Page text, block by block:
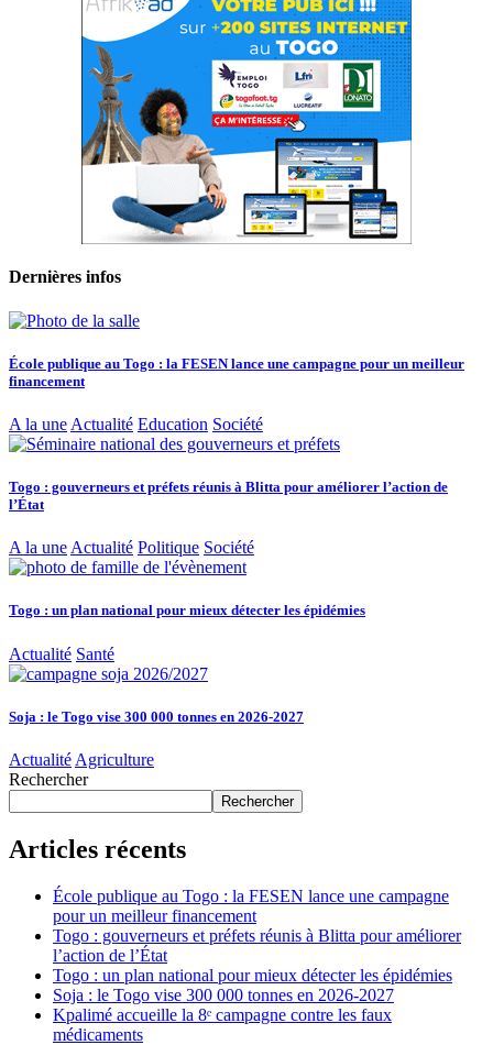
Dernières infos
École publique au Togo : la FESEN lance une campagne pour un meilleur
financement
A la une Actualité Education Société
Togo : gouverneurs et préfets réunis à Blitta pour améliorer l’action de
l’État
A la une Actualité Politique Société
Togo : un plan national pour mieux détecter les épidémies
Actualité Santé
Soja : le Togo vise 300 000 tonnes en 2026-2027
Actualité Agriculture
Rechercher
Rechercher
Articles récents
École publique au Togo : la FESEN lance une campagne
pour un meilleur financement
Togo : gouverneurs et préfets réunis à Blitta pour améliorer
l’action de l’État
Togo : un plan national pour mieux détecter les épidémies
Soja : le Togo vise 300 000 tonnes en 2026-2027
Kpalimé accueille la 8ᵉ campagne contre les faux
médicaments